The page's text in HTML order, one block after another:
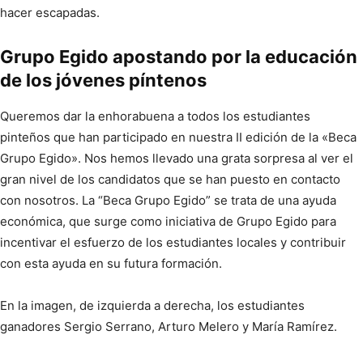
hacer escapadas.
Grupo Egido apostando por la educación
de los jóvenes píntenos
Queremos dar la enhorabuena a todos los estudiantes
pinteños que han participado en nuestra II edición de la «Beca
Grupo Egido». Nos hemos llevado una grata sorpresa al ver el
gran nivel de los candidatos que se han puesto en contacto
con nosotros. La “Beca Grupo Egido” se trata de una ayuda
económica, que surge como iniciativa de Grupo Egido para
incentivar el esfuerzo de los estudiantes locales y contribuir
con esta ayuda en su futura formación.
En la imagen, de izquierda a derecha, los estudiantes
ganadores Sergio Serrano, Arturo Melero y María Ramírez.